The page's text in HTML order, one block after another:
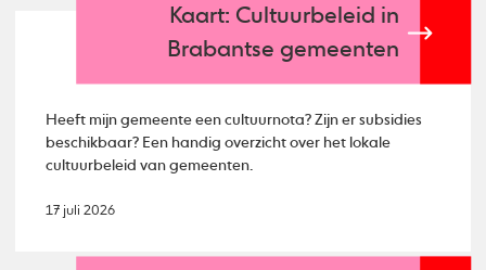
Kaart: Cultuurbeleid in
Brabantse gemeenten
Heeft mijn gemeente een cultuurnota? Zijn er subsidies
beschikbaar? Een handig overzicht over het lokale
cultuurbeleid van gemeenten.
17 juli 2026